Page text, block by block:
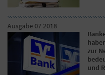
Ausgabe 07 2018
zur
und